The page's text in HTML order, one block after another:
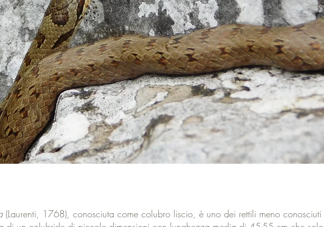
(Laurenti, 1768), conosciuta come colubro liscio, è uno dei rettili meno conosciuti